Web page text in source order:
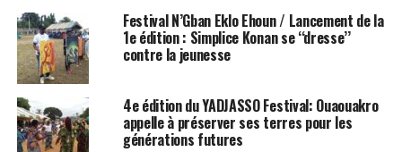
Festival N’Gban Eklo Ehoun / Lancement de la
1e édition : Simplice Konan se ‘‘dresse’’
contre la jeunesse
4e édition du YADJASSO Festival: Ouaouakro
appelle à préserver ses terres pour les
générations futures